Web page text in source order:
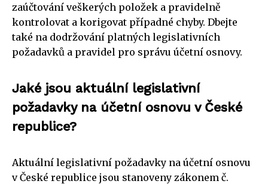
zaúčtování veškerých položek a pravidelně
kontrolovat a korigovat případné chyby. Dbejte
také na dodržování platných legislativních
požadavků a pravidel pro správu účetní osnovy.
Jaké jsou aktuální legislativní
požadavky na účetní osnovu v České
republice?
Aktuální legislativní požadavky na účetní osnovu
v České republice jsou stanoveny zákonem č.